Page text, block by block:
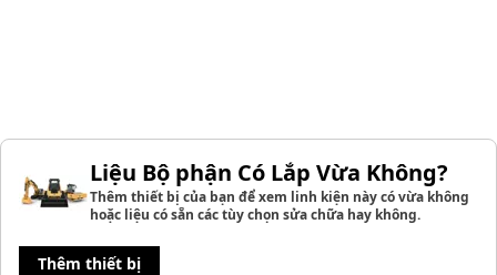
Liệu Bộ phận Có Lắp Vừa Không?
Thêm thiết bị của bạn để xem linh kiện này có vừa không
hoặc liệu có sẵn các tùy chọn sửa chữa hay không.
Thêm thiết bị